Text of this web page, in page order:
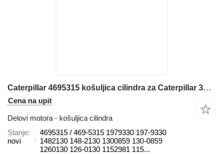
Caterpillar 4695315 košuljica cilindra za Caterpillar 352F 345D L 349F L 349 349F LXE 349D L 349D2 L 349D2 352 352F-VG 352F OEM 349E L 365B II 352FMHPU 349E L HVG 365B L 349E L VG 349D 352F XE VG 349E 349F 365B 345D 352 UHD bagera
Cena na upit
Delovi motora - košuljica cilindra
Stanje
novi
4695315 / 469-5315 1979330 197-9330
1482130 148-2130 1300859 130-0859
1260130 126-0130 1152981 115...